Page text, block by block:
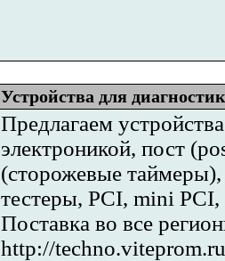
Устройства для
Предлагаем
электроникой, пост
(сторожевые
тестеры, PCI, mini PCI,
Поставка во все
http://